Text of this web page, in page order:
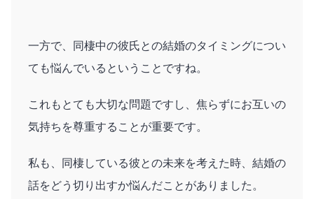
一方で、同棲中の彼氏との結婚のタイミングについ
ても悩んでいるということですね。
これもとても大切な問題ですし、焦らずにお互いの
気持ちを尊重することが重要です。
私も、同棲している彼との未来を考えた時、結婚の
話をどう切り出すか悩んだことがありました。